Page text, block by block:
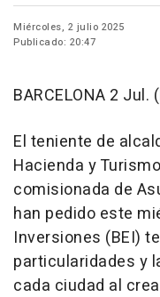
Miércoles, 2 julio 2025
Publicado: 20:47
BARCELONA 2 Jul.
El teniente de
Hacienda y
comisionada de
han pedido este
Inversiones (BEI)
particularidades y
cada ciudad al